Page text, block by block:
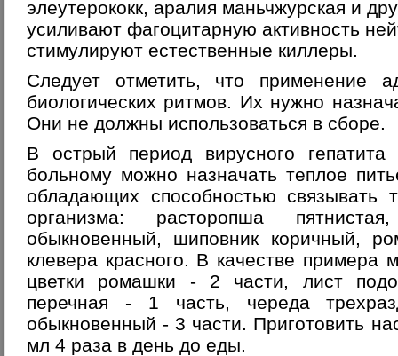
элеутерококк, аралия маньчжурская и
усиливают фагоцитарную активность
стимулируют естественные киллеры.
Следует отметить, что применение
биологических ритмов. Их нужно
Они не должны использоваться в сборе.
В острый период вирусного гепатита
больному можно назначать теплое
обладающих способностью связывать
организма: расторопша
обыкновенный, шиповник коричный,
клевера красного. В качестве примера
цветки ромашки - 2 части, лист
перечная - 1 часть, череда
обыкновенный - 3 части. Приготовить
мл 4 раза в день до еды.